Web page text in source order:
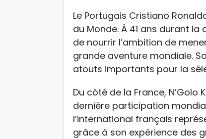
Le Portugais Cristiano
du Monde. À 41 ans durant
de nourrir l’ambition de
grande aventure mondiale.
atouts importants pour la
Du côté de la France,
dernière participation
l’international français
grâce à son expérience des